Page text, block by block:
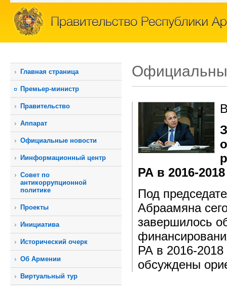
Главная страница
Премьер-министр
Правительство
Аппарат
Официальные новости
Иинформационный центр
Совет по
антикоррупционной
политике
Проекты
Инициатива
Исторический очерк
Об Армении
Виртуальный тур
РА в 2016-2018
Под
Абраамяна
завершилось
РА в 2016-2018
обсуждены